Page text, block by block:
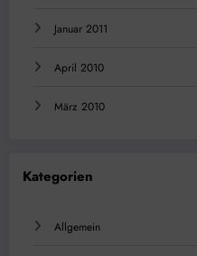
Januar 2011
April 2010
März 2010
Kategorien
Allgemein